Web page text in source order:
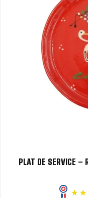
PLAT DE SERVICE –